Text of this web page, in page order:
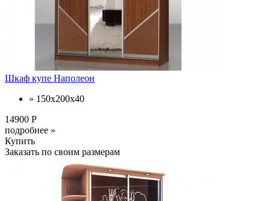
Шкаф купе Наполеон
» 150х200х40
14900 Р
подробнее »
Купить
Заказать по своим размерам